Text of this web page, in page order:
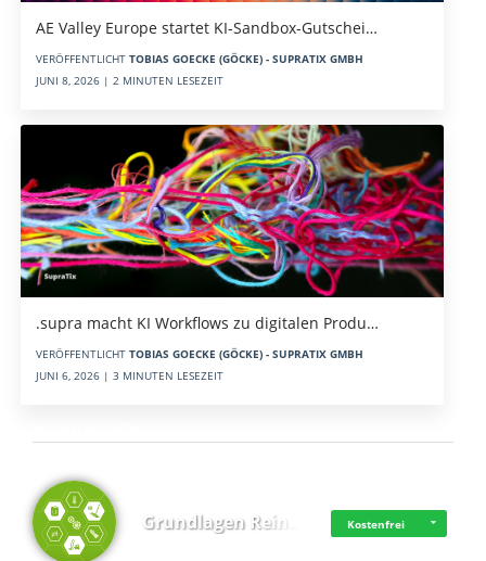
AE Valley Europe startet KI-Sandbox-Gutschei…
VERÖFFENTLICHT TOBIAS GOECKE (GÖCKE) - SUPRATIX GMBH
JUNI 8, 2026 | 2 MINUTEN LESEZEIT
.supra macht KI Workflows zu digitalen Produ…
VERÖFFENTLICHT TOBIAS GOECKE (GÖCKE) - SUPRATIX GMBH
JUNI 6, 2026 | 3 MINUTEN LESEZEIT
Grundlagen Rein… Kostenfrei